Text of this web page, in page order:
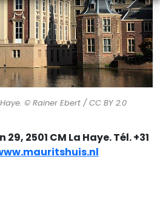
© Rainer Ebert / CC BY 2.0
2501 CM La Haye. Tél. +31